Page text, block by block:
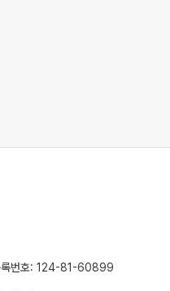
록번호: 124-81-60899